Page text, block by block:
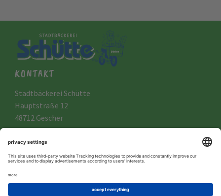
KONTAKT
Stadtbäckerei Schütte
Hauptstraße 12
48712 Gescher
Tel.: +49 (0) 25 42 / 12 80